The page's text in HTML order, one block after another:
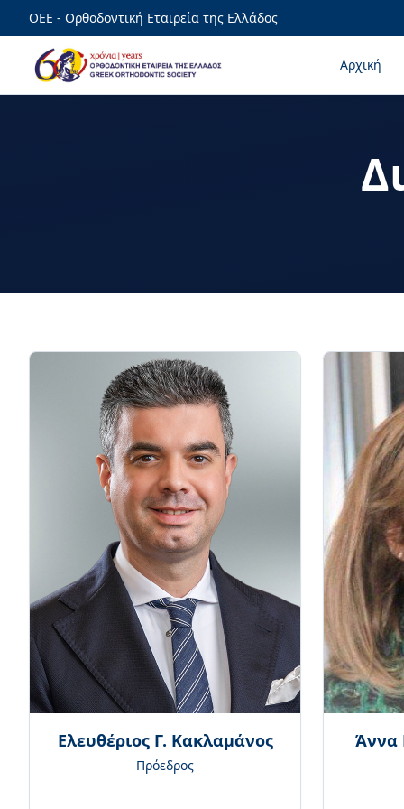
ΟΕΕ - Ορθοδοντική Εταιρεία της Ελλάδος
Αρχική
Ελευθέριος Γ. Κακλαμάνος
Πρόεδρος
Άννα